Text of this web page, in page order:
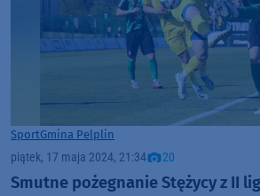
SportGmina Pelplin
piątek, 17 maja 2024, 21:34 20
Smutne pożegnanie Stężycy z II